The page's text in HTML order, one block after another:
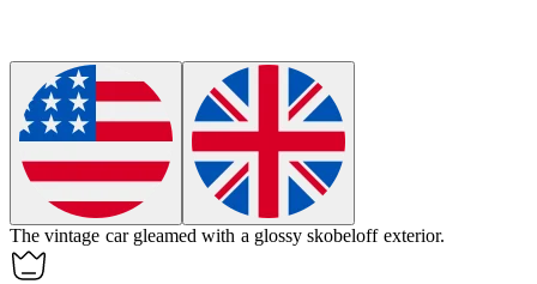
The vintage car gleamed with a glossy skobeloff exterior.